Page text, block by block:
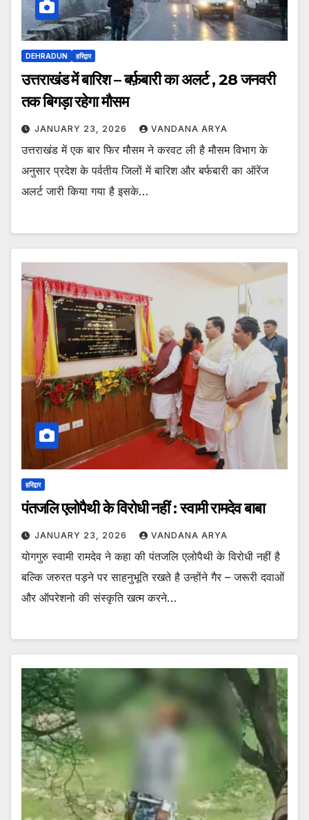
DEHRADUN हरिद्वार
उत्तराखंड में बारिश – बर्फ़बारी का अलर्ट , 28 जनवरी
तक बिगड़ा रहेगा मौसम
JANUARY 23, 2026 VANDANA ARYA
उत्तराखंड में एक बार फिर मौसम ने करवट ली है मौसम विभाग के
अनुसार प्रदेश के पर्वतीय जिलों में बारिश और बर्फबारी का ऑरेंज
अलर्ट जारी किया गया है इसके…
हरिद्वार
पंतजलि एलोपैथी के विरोधी नहीं : स्वामी रामदेव बाबा
JANUARY 23, 2026 VANDANA ARYA
योगगुरु स्वामी रामदेव ने कहा की पंतजलि एलोपैथी के विरोधी नहीं है
बल्कि जरुरत पड़ने पर साहनुभूति रखते है उन्होंने गैर – जरूरी दवाओं
और ऑपरेशनो की संस्कृति खत्म करने…